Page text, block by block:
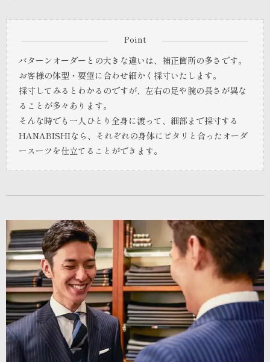
Point
パターンオーダーとの大きな違いは、補正箇所の多さです。
お客様の体型・要望に合わせ細かく採寸いたします。
採寸してみるとわかるのですが、左右の足や腕の長さが異な
ることが多々あります。
そんな時でも一人ひとり全身に渡って、細部まで採寸する
HANABISHIなら、それぞれの身体にピタリと合ったオーダ
ースーツを仕立てることができます。